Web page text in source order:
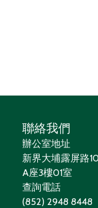
聯絡我們
辦公室地址
新界大埔露屏路
A座3樓01室
查詢電話
(852) 2948 8448